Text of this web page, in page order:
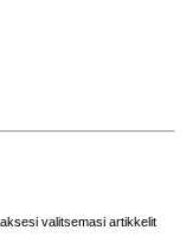
valitsemasi artikkelit